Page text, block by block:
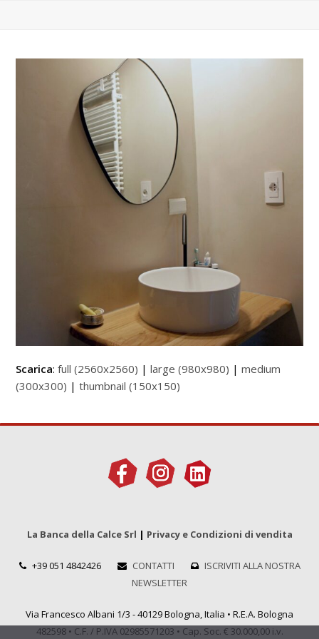
Scarica:full (2560x2560) |large (980x980) |medium
(300x300) |thumbnail (150x150)
La Banca della Calce Srl | Privacy e Condizioni di vendita
+39 051 4842426 CONTATTI
ISCRIVITI ALLA NOSTRA
NEWSLETTER
Via Francesco Albani 1/3 - 40129 Bologna, Italia • R.E.A. Bologna
482598 • C.F. / P.IVA 02985571203 • Cap. Soc. € 30.000,00 i.v.